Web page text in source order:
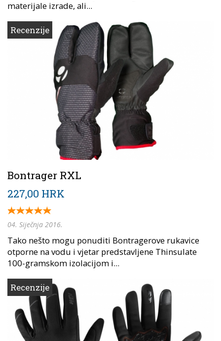
materijale izrade, ali...
Recenzije
Bontrager RXL
227,00 HRK
04. Siječnja 2016.
Tako nešto mogu ponuditi Bontragerove rukavice
otporne na vodu i vjetar predstavljene Thinsulate
100-gramskom izolacijom i...
Recenzije